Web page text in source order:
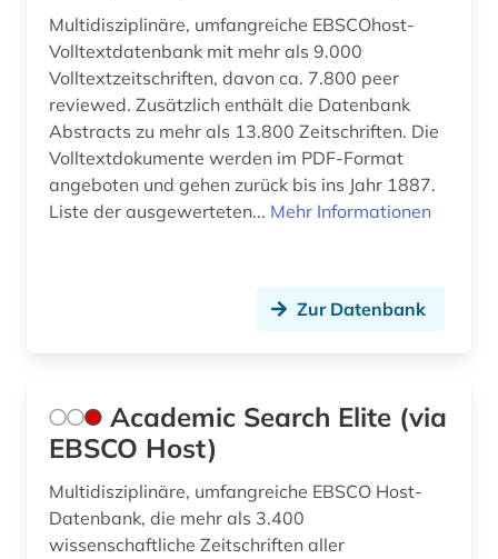
bauzeichnung (1)
bauökologie (3)
bayern (3)
bda-preis (1)
bergbau (2)
berlin (5)
beschreibung (1)
Multidisziplinäre, umfangreiche EBSCOhost-
Volltextdatenbank mit mehr als 9.000
Volltextzeitschriften, davon ca. 7.800 peer
reviewed. Zusätzlich enthält die Datenbank
Abstracts zu mehr als 13.800 Zeitschriften. Die
Volltextdokumente werden im PDF-Format
angeboten und gehen zurück bis ins Jahr 1887.
Liste der ausgewerteten... Mehr Informationen
Zur Datenbank
Academic Search Elite (via
EBSCO Host)
Multidisziplinäre, umfangreiche EBSCO Host-
Datenbank, die mehr als 3.400
wissenschaftliche Zeitschriften aller